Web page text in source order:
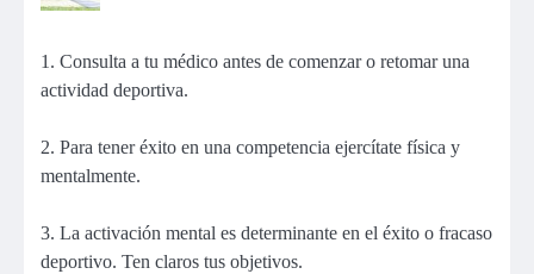
1. Consulta a tu médico antes de comenzar o retomar una
actividad deportiva.
2. Para tener éxito en una competencia ejercítate física y
mentalmente.
3. La activación mental es determinante en el éxito o fracaso
deportivo. Ten claros tus objetivos.